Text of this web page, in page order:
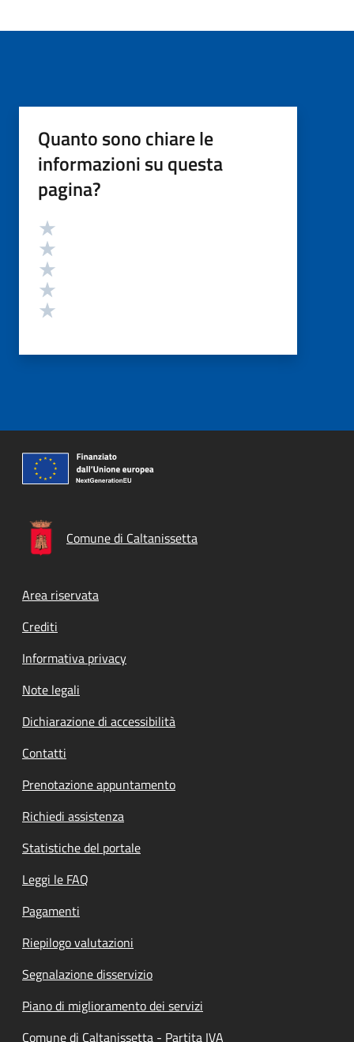
Quanto sono chiare le
informazioni su questa
pagina?
Valutazione
Comune di Caltanissetta
Footer menu
Area riservata
Crediti
Informativa privacy
Note legali
Dichiarazione di accessibilità
Contatti
Prenotazione appuntamento
Richiedi assistenza
Statistiche del portale
Leggi le FAQ
Pagamenti
Riepilogo valutazioni
Segnalazione disservizio
Piano di miglioramento dei servizi
Comune di Caltanissetta - Partita IVA